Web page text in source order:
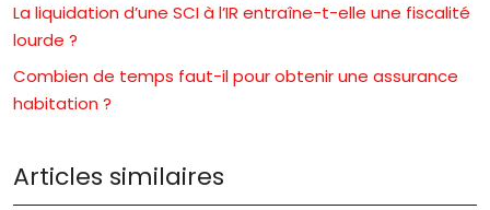
La liquidation d’une SCI à l’IR entraîne-t-elle une fiscalité
lourde ?
Combien de temps faut-il pour obtenir une assurance
habitation ?
Articles similaires